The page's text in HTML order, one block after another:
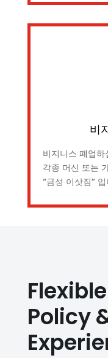
비
비지니스 폐업
각종 머신 또는
“금성 이삿짐”
Policy